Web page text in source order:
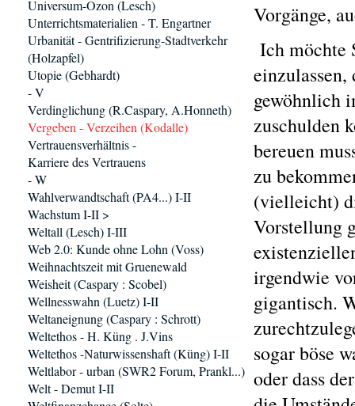
Vorgänge,
Ich möchte
gewöhnlich
zuschulden
bereuen
zu
(vielleicht)
Vorstellung
irgendwie
gigantisch.
sogar böse
oder dass
Universum-Ozon (Lesch)
Unterrichtsmaterialien - T. Engartner
Urbanität - Gentrifizierung-Stadtverkehr
(Holzapfel)
Utopie (Gebhardt)
- V
Verdinglichung (R.Caspary, A.Honneth)
Vergeben - Verzeihen (Kodalle)
Vertrauensverhältnis -
Karriere des Vertrauens
- W
Wahlverwandtschaft (PA4...) I-II
Wachstum I-II >
Weltall (Lesch) I-III
Web 2.0: Kunde ohne Lohn (Voss)
Weihnachtszeit mit Gruenewald
Weisheit (Caspary : Scobel)
Wellnesswahn (Luetz) I-II
Weltaneignung (Caspary : Schrott)
Weltethos - H. Küng . J.Vins
Weltethos -Naturwissenshaft (Küng) I-II
Weltlabor - urban (SWR2 Forum, Prankl...)
Welt - Demut I-II